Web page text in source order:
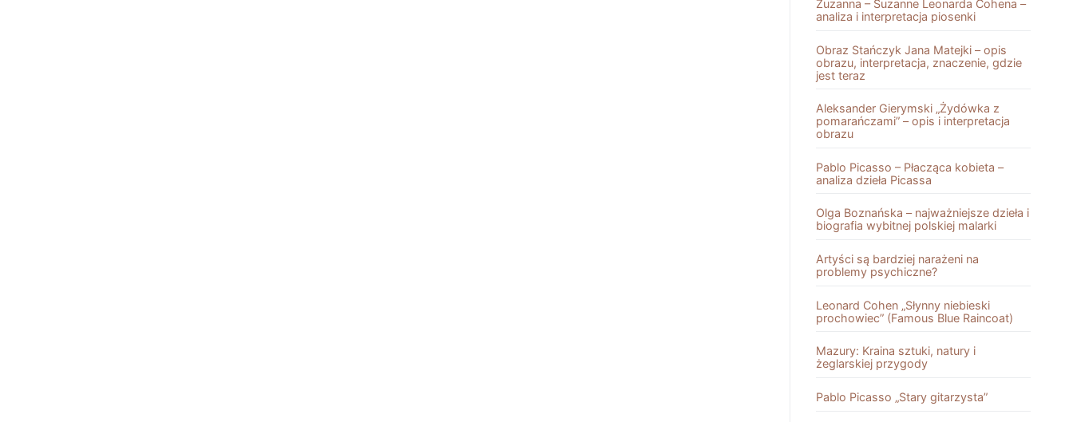
Zuzanna – Suzanne Leonarda Cohena –
analiza i interpretacja piosenki
Obraz Stańczyk Jana Matejki – opis
obrazu, interpretacja, znaczenie, gdzie
jest teraz
Aleksander Gierymski „Żydówka z
pomarańczami” – opis i interpretacja
obrazu
Pablo Picasso – Płacząca kobieta –
analiza dzieła Picassa
Olga Boznańska – najważniejsze dzieła i
biografia wybitnej polskiej malarki
Artyści są bardziej narażeni na
problemy psychiczne?
Leonard Cohen „Słynny niebieski
prochowiec” (Famous Blue Raincoat)
Mazury: Kraina sztuki, natury i
żeglarskiej przygody
Pablo Picasso „Stary gitarzysta”